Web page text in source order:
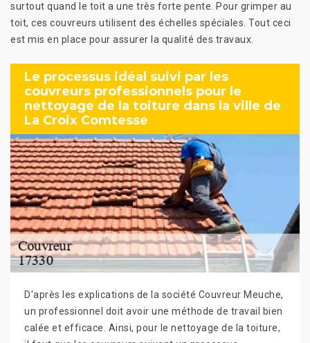
surtout quand le toit a une très forte pente. Pour grimper au
toit, ces couvreurs utilisent des échelles spéciales. Tout ceci
est mis en place pour assurer la qualité des travaux.
Le processus idéal suivi par les
couvreurs professionnels pour le
nettoyage de la toiture dans la ville de
La Croix Comtesse
D'après les explications de la société Couvreur Meuche,
un professionnel doit avoir une méthode de travail bien
calée et efficace. Ainsi, pour le nettoyage de la toiture,